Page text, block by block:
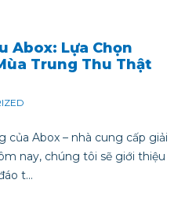
Abox: Lựa Chọn
Trung Thu Thật
của Abox – nhà cung cấp giải
nay, chúng tôi sẽ giới thiệu
t...